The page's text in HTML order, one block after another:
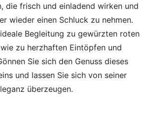
die frisch und einladend wirken und
wieder einen Schluck zu nehmen.
Begleitung zu gewürzten roten
zu herzhaften Eintöpfen und
Sie sich den Genuss dieses
und lassen Sie sich von seiner
überzeugen.